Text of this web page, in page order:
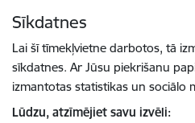
Sīkdatnes
Lai šī tīmekļvietne darbotos, tā
sīkdatnes. Ar Jūsu piekrišanu
izmantotas statistikas un sociālo
Lūdzu, atzīmējiet savu izvēli: